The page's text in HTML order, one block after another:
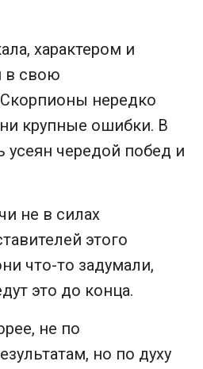
характером и
в свою
нередко
крупные ошибки. В
усеян чередой побед и
не в силах
этого
что-то задумали,
это до конца.
не по
но по духу